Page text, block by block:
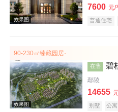
7600 元/
普通住宅
90-230㎡臻藏园居·
在售 碧
鄢陵
14655
别墅 公寓